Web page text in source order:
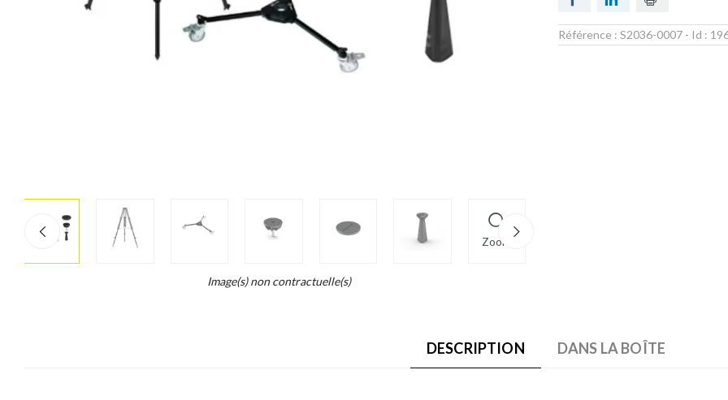
Zoom
More
Image(s) non contractuelle(s)
Référence : S2036-0007 - Id :
DESCRIPTION DANS LA BOÎTE